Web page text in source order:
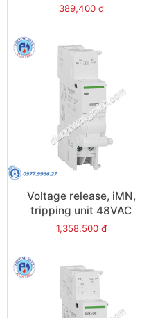
- Model A9A26924
389,400 đ
Voltage release, iMN,
tripping unit 48VAC
48VDC- Model A9A26961
1,358,500 đ